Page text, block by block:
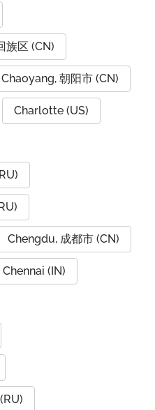
族区 (CN)
Chaoyang, 朝阳市 (CN)
Charlotte (US)
Chengdu, 成都市 (CN)
Chennai (IN)